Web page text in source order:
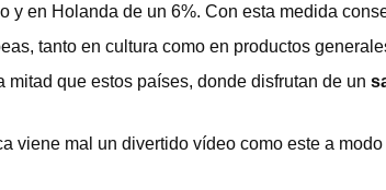
y en Holanda de un 6%. Con esta medida
tanto en cultura como en productos
que estos países, donde disfrutan de un
viene mal un divertido vídeo como este a